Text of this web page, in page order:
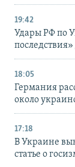
19:42
Удары РФ по
18:05
Германия
около
17:18
В Украине
статье о